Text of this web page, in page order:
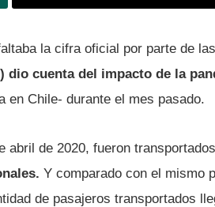
la cifra oficial por parte de
dio cuenta del impacto de la
en Chile- durante el mes pasado.
abril de 2020, fueron transportados
Y comparado con el mismo
de pasajeros transportados